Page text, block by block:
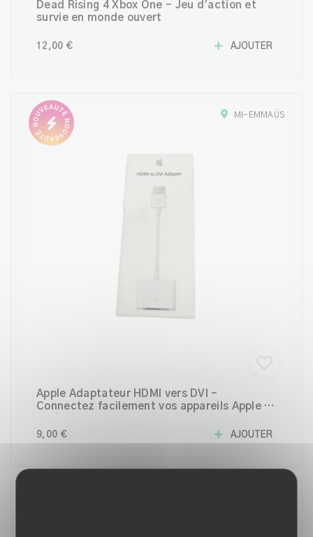
Dead Rising 4 Xbox One – Jeu d'action et
survie en monde ouvert
12,00 € AJOUTER
MI-EMMAÜS
Apple Adaptateur HDMI vers DVI –
Connectez facilement vos appareils Apple à
9,00 € AJOUTER